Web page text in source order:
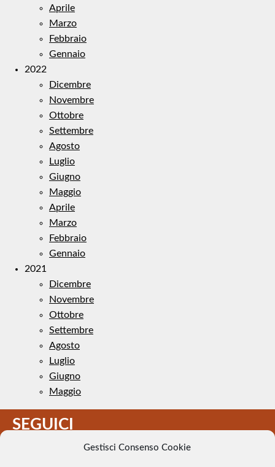
Gestisci Consenso Cookie
Aprile
Marzo
Febbraio
Gennaio
2022
Dicembre
Novembre
Ottobre
Settembre
Agosto
Luglio
Giugno
Maggio
Aprile
Marzo
Febbraio
Gennaio
2021
Dicembre
Novembre
Ottobre
Settembre
Agosto
Luglio
Giugno
Maggio
SEGUICI